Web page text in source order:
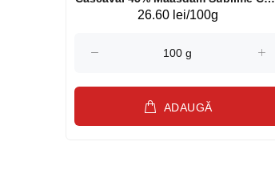
(075002)
26.60 lei/100g
ADAUGĂ